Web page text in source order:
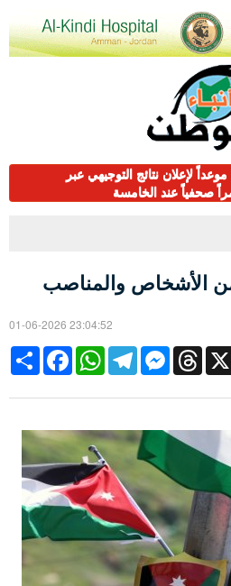
لإعلان نتائج التوجيهي عبر
من الأشخاص والمناصب
01-06-2026 23:04:52
Share
FacebookWhatsAppTelegramMessengerThreads